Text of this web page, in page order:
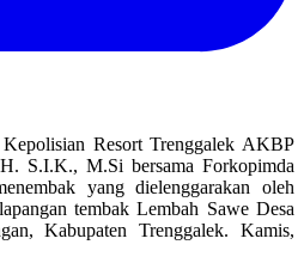
Resort Trenggalek AKBP
S.I.K., M.Si bersama Forkopimda
yang dielenggarakan oleh
tembak Lembah Sawe Desa
Kabupaten Trenggalek. Kamis,